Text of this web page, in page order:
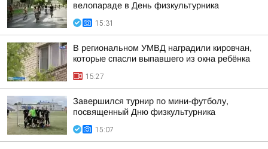
велопараде в День физкультурника
15:31
В региональном УМВД наградили кировчан,
которые спасли выпавшего из окна ребёнка
15:27
Завершился турнир по мини-футболу,
посвященный Дню физкультурника
15:07